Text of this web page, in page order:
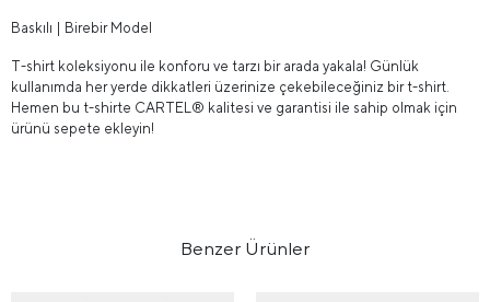
Baskılı | Birebir Model
T-shirt koleksiyonu ile konforu ve tarzı bir arada yakala! Günlük
kullanımda her yerde dikkatleri üzerinize çekebileceğiniz bir t-shirt.
Hemen bu t-shirte CARTEL® kalitesi ve garantisi ile sahip olmak için
ürünü sepete ekleyin!
Benzer Ürünler